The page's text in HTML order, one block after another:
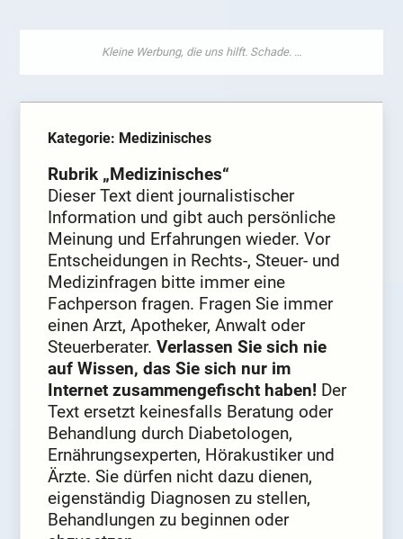
Kategorie: Medizinisches
Rubrik „Medizinisches“
Dieser Text dient journalistischer
Information und gibt auch persönliche
Meinung und Erfahrungen wieder. Vor
Entscheidungen in Rechts-, Steuer- und
Medizinfragen bitte immer eine
Fachperson fragen. Fragen Sie immer
einen Arzt, Apotheker, Anwalt oder
Steuerberater.Verlassen Sie sich nie
auf Wissen, das Sie sich nur im
Internet zusammengefischt haben! Der
Text ersetzt keinesfalls Beratung oder
Behandlung durch Diabetologen,
Ernährungsexperten, Hörakustiker und
Ärzte. Sie dürfen nicht dazu dienen,
eigenständig Diagnosen zu stellen,
Behandlungen zu beginnen oder